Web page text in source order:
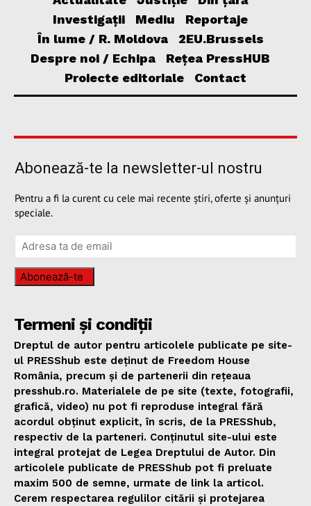
Investigații
Mediu
Reportaje
În lume / R. Moldova
2EU.Brussels
Despre noi / Echipa
Rețea PressHUB
Proiecte editoriale
Contact
Abonează-te la newsletter-ul nostru
Pentru a fi la curent cu cele mai recente știri, oferte și anunțuri
speciale.
Abonează-te
Termeni și condiții
Dreptul de autor pentru articolele publicate pe site-
ul PRESShub este deținut de Freedom House
România, precum și de partenerii din rețeaua
presshub.ro. Materialele de pe site (texte, fotografii,
grafică, video) nu pot fi reproduse integral fără
acordul obținut explicit, în scris, de la PRESShub,
respectiv de la parteneri. Conținutul site-ului este
integral protejat de Legea Dreptului de Autor. Din
articolele publicate de PRESShub pot fi preluate
maxim 500 de semne, urmate de link la articol.
Cerem respectarea regulilor citării și protejarea